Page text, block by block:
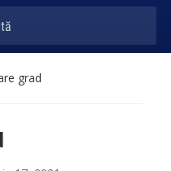
grad